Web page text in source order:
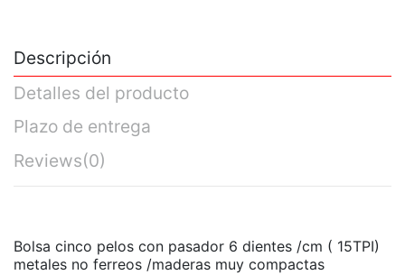
Descripción
Detalles del producto
Plazo de entrega
Reviews(0)
Bolsa cinco pelos con pasador 6 dientes /cm ( 15TPI)
metales no ferreos /maderas muy compactas